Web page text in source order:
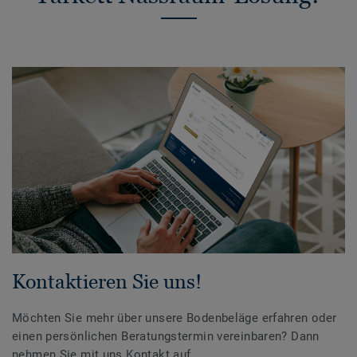
Kontaktieren Sie uns!
Möchten Sie mehr über unsere Bodenbeläge erfahren oder
einen persönlichen Beratungstermin vereinbaren? Dann